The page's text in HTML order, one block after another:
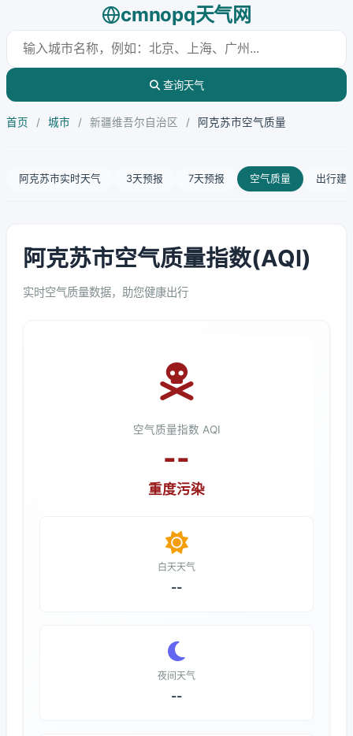
cmnopq天气网
查询天气
首页 / 城市 / 新疆维吾尔自治区 / 阿克苏市空气质量
阿克苏市实时天气 3天预报 7天预报 空气质量 出行建
阿克苏市空气质量指数(AQI)
实时空气质量数据，助您健康出行
空气质量指数 AQI
--
重度污染
白天天气
--
夜间天气
--